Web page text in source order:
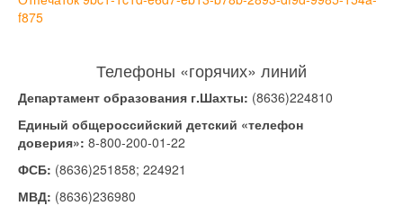
Телефоны «горячих» линий
Департамент образования г.Шахты: (8636)224810
Единый общероссийский детский «телефон
доверия»: 8-800-200-01-22
ФСБ: (8636)251858; 224921
МВД: (8636)236980